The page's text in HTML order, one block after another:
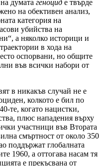
думата геноцид е твърде
на обективен анализ,
категория на
убийства на
а няколко историци и
в хода на
оспорвани, но общите
във всички набори от
в никакъв случай не е
колкото е бил по
те, когато нацистки,
плюс нападения върху
участници във Втората
смъртност от около 350
поддържат глобалната
1960, а оттогава насам тя
е прекъсвана от